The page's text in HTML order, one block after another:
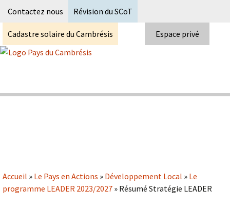
Contactez nous Révision du SCoT
Cadastre solaire du Cambrésis Espace privé
Accueil » Le Pays en Actions » Développement Local » Le
programme LEADER 2023/2027 » Résumé Stratégie LEADER